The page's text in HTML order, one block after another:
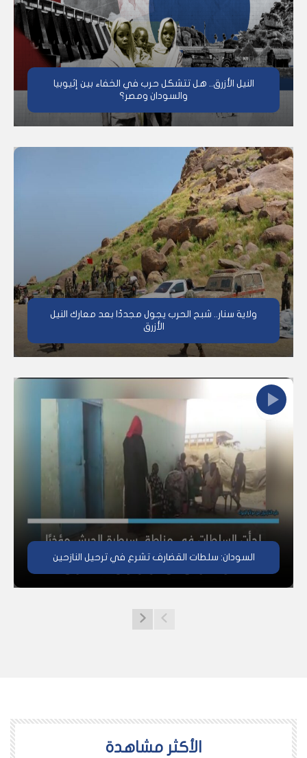
النيل الأزرق.. هل تتشكل حرب في الخفاء بين إثيوبيا
والسودان ومصر؟
ولاية سنار.. شبح الحرب يجول مجددًا بعد معارك النيل
الأزرق
السودان: سلطات القضارف تشرع في ترحيل النازحين
اﻷكثر مشاهدة